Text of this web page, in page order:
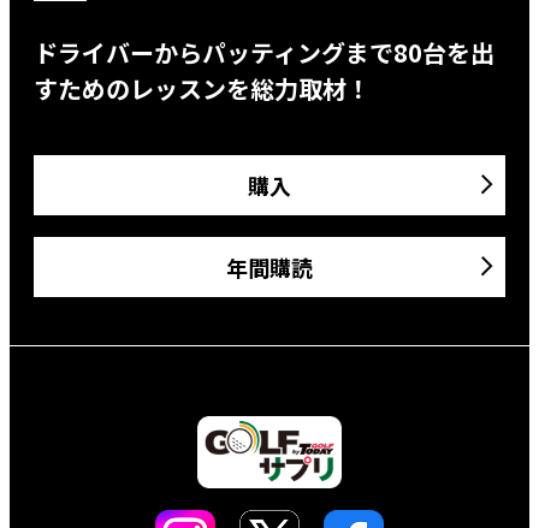
ドライバーからパッティングまで80台を出
すためのレッスンを総力取材！
購入
年間購読